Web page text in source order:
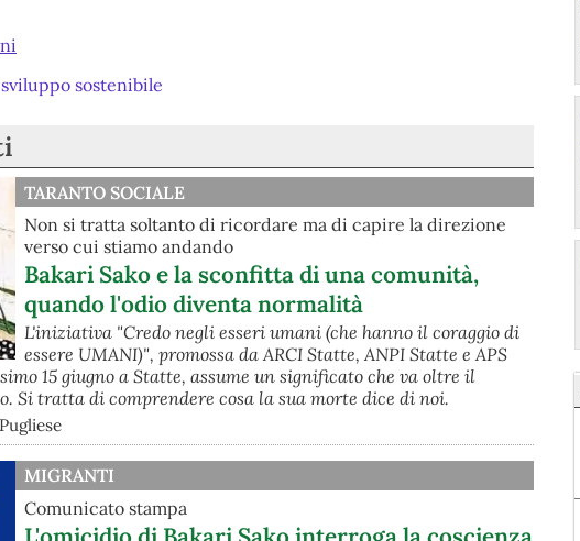
sviluppo sostenibile
TARANTO SOCIALE
Non si tratta soltanto di ricordare ma di capire la direzione
verso cui stiamo andando
Bakari Sako e la sconfitta di una comunità,
quando l'odio diventa normalità
L'iniziativa "Credo negli esseri umani (che hanno il coraggio di
essere UMANI)", promossa da ARCI Statte, ANPI Statte e APS
15 giugno a Statte, assume un significato che va oltre il
Si tratta di comprendere cosa la sua morte dice di noi.
MIGRANTI
Comunicato stampa